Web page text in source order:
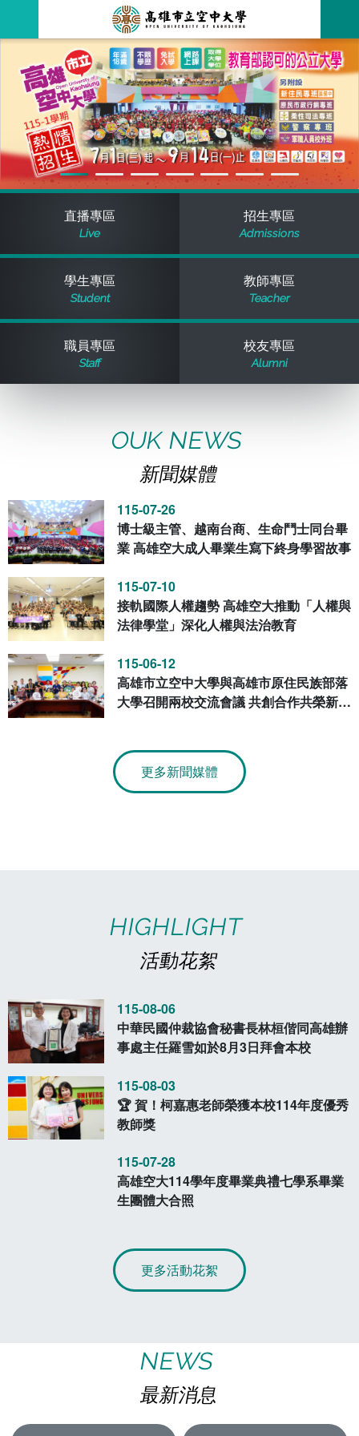
最新消息
全部公告
教務公告
學系公告
活動研習
招標徵才
歷史訊息
報名系統
線上報名
線上報名查詢
關於本校
空大簡介
立案證明
空大有利的學習條件
組織架構
環境設備
本校位置
資訊圖像化專區
校內分機(pdf)
活動花絮
行政單位
行政單位簡介
教務處註冊組
教務處課務組
研發處
秘書處事務組
秘書處出納組
秘書處文書組
教學媒體處
學術單位
通識教育中心
工商管理學系
法律學系
文化藝術學系
科技管理學系
健康管理與促進學系
其他好站
國內外開放課程
資訊相關法規
招生資訊
新生報名
在學資訊
網路選課
網路教學 3.0 (111-2學期啟用)
校園行事曆
資訊服務線上報修系統
消耗品申請
會計預警及請購系統
教室‧會議室預約系統
線上報修最新消息
法令規章
書表下載
政府公開資訊
常見問答
意見信箱
各單位意見信箱
直播專區
Live
招生專區
Admissions
學生專區
Student
教師專區
Teacher
職員專區
Staff
校友專區
Alumni
OUK NEWS
新聞媒體
115-07-26
博士級主管、越南台商、生命鬥士同台畢
業 高雄空大成人畢業生寫下終身學習故事
115-07-10
接軌國際人權趨勢 高雄空大推動「人權與
法律學堂」深化人權與法治教育
115-06-12
高雄市立空中大學與高雄市原住民族部落
大學召開兩校交流會議 共創合作共榮新篇
更多新聞媒體
HIGHLIGHT
活動花絮
115-08-06
中華民國仲裁協會秘書長林桓偕同高雄辦
事處主任羅雪如於8月3日拜會本校
115-08-03
🏆 賀！柯嘉惠老師榮獲本校114年度優秀
教師獎
115-07-28
高雄空大114學年度畢業典禮七學系畢業
生團體大合照
更多活動花絮
NEWS
最新消息